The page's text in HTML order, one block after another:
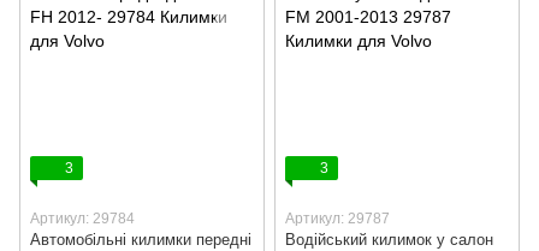
3
Артикул: 29784
Автомобільні килимки передні
3
Артикул: 29787
Водійський килимок у салон